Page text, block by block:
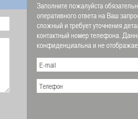
Заполните пожалуйста
оперативного ответа на Ваш
сложный и требует уточнения
контактный номер телефона.
конфиденциальна и не